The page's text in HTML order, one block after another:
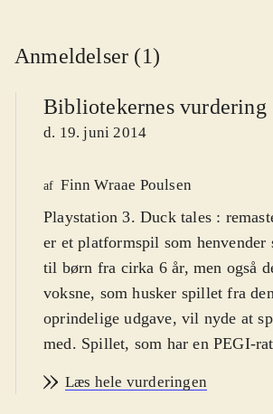
Anmeldelser (1)
Bibliotekernes vurdering
d. 19. juni 2014
af Finn Wraae Poulsen
Playstation 3. Duck tales :
er et platformspil som henvender
til børn fra cirka 6 år, men også
voksne, som husker spillet fra
oprindelige udgave, vil nyde at
med. Spillet, som har en PEGI-
men det er absolut den
Læs hele vurderingen